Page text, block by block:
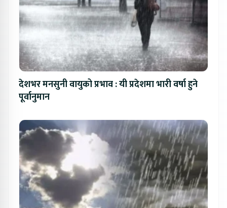
देशभर मनसुनी वायुको प्रभाव : यी प्रदेशमा भारी वर्षा हुने
पूर्वानुमान